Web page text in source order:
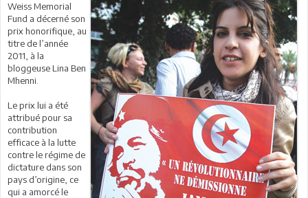
Weiss Memorial
Fund a décerné son
prix honorifique, au
titre de l’année
2011, à la
bloggeuse Lina Ben
Mhenni.
Le prix lui a été
attribué pour sa
contribution
efficace à la lutte
contre le régime de
dictature dans son
pays d’origine, ce
qui a amorcé le